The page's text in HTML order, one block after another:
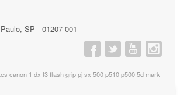
SP - 01207-001
canon 1 dx t3 flash grip pj sx 500 p510 p500 5d mark